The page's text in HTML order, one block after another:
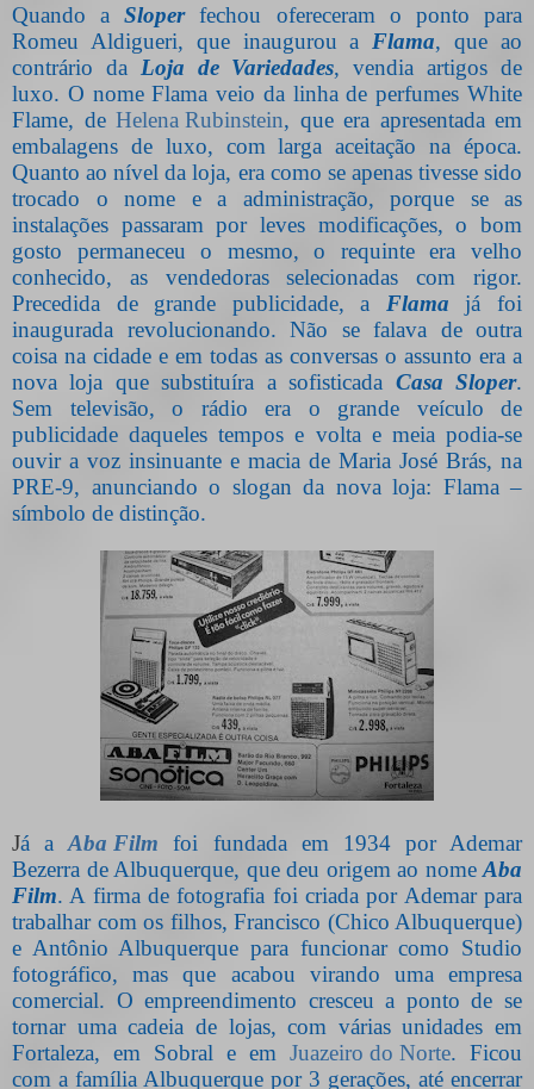
Quando aSloperfechou ofereceram o ponto para
Romeu Aldigueri, que inaugurou a Flama, que ao
contrário da Loja de Variedades, vendia artigos de
luxo. O nome Flama veio da linha de perfumes White
Flame, de Helena Rubinstein, que era apresentada em
embalagens de luxo, com larga aceitação na época.
Quanto ao nível da loja, era como se apenas tivesse sido
trocado o nome e a administração, porque se as
instalações passaram por leves modificações, o bom
gosto permaneceu o mesmo, o requinte era velho
conhecido, as vendedoras selecionadas com rigor.
Precedida de grande publicidade, a Flama já foi
inaugurada revolucionando. Não se falava de outra
coisa na cidade e em todas as conversas o assunto era a
nova loja que substituíra a sofisticada Casa Sloper.
Sem televisão, o rádio era o grande veículo de
publicidade daqueles tempos e volta e meia podia-se
ouvir a voz insinuante e macia de Maria José Brás, na
PRE-9, anunciando o slogan da nova loja: Flama –
símbolo de distinção.
Já aAba Film foi fundada em 1934 por Ademar
Bezerra de Albuquerque, que deu origem ao nome Aba
Film. A firma de fotografia foi criada por Ademar para
trabalhar com os filhos, Francisco (Chico Albuquerque)
e Antônio Albuquerque para funcionar como Studio
fotográfico, mas que acabou virando uma empresa
comercial. O empreendimento cresceu a ponto de se
tornar uma cadeia de lojas, com várias unidades em
Fortaleza, em Sobral e em Juazeiro do Norte. Ficou
com a família Albuquerque por 3 gerações, até encerrar